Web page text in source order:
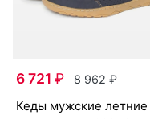
6 721₽ 8 962₽
ке­ды мужс­кие лет­ние Ri­